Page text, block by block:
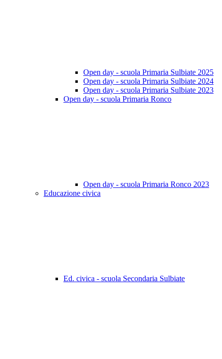
Open day - scuola Primaria Sulbiate 2025
Open day - scuola Primaria Sulbiate 2024
Open day - scuola Primaria Sulbiate 2023
Open day - scuola Primaria Ronco
Open day - scuola Primaria Ronco 2023
Educazione civica
Ed. civica - scuola Secondaria Sulbiate